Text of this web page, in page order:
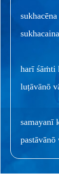
harī śāṁti
luṭāvānō
samayanī